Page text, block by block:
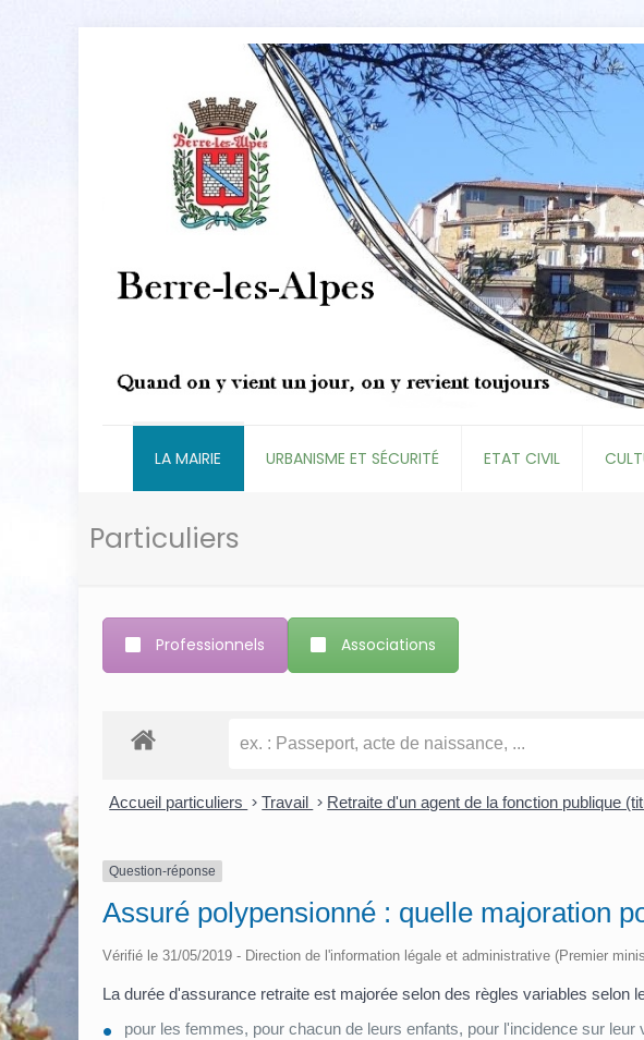
LA MAIRIE URBANISME ET SÉCURITÉ ETAT CIVIL
Particuliers
Professionnels Associations
Accueil particuliers > Travail > Retraite d'un agent de la fonction publique
Question-réponse
Assuré polypensionné : quelle majoration
Vérifié le 31/05/2019 - Direction de l'information légale et administrative (Premier
La durée d'assurance retraite est majorée selon des règles variables selon
pour les femmes, pour chacun de leurs enfants, pour l'incidence sur leur